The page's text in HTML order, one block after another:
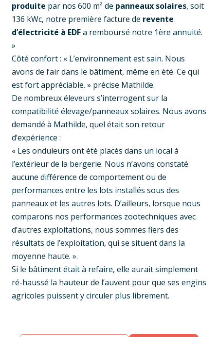
produite par nos 600 m² de panneaux solaires, soit
136 kWc, notre première facture de revente
d’électricité à EDFa remboursé notre 1ère annuité.
»
Côté confort : « L’environnement est sain. Nous
avons de l’air dans le bâtiment, même en été. Ce qui
est fort appréciable. » précise Mathilde.
De nombreux éleveurs s’interrogent sur la
compatibilité élevage/panneaux solaires. Nous avons
demandé à Mathilde, quel était son retour
d’expérience :
« Les onduleurs ont été placés dans un local à
l’extérieur de la bergerie. Nous n’avons constaté
aucune différence de comportement ou de
performances entre les lots installés sous des
panneaux et les autres lots. D’ailleurs, lorsque nous
comparons nos performances zootechniques avec
d’autres exploitations, nous sommes fiers des
résultats de l’exploitation, qui se situent dans la
moyenne haute. ».
Si le bâtiment était à refaire, elle aurait simplement
ré-haussé la hauteur de l’auvent pour que ses engins
agricoles puissent y circuler plus librement.